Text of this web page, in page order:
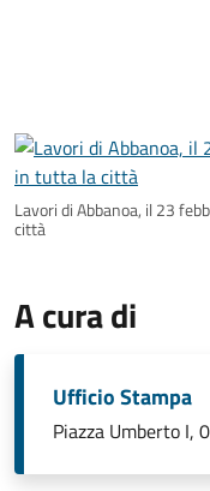
Lavori di Abbanoa, il 23
città
A cura di
Ufficio Stampa
Piazza Umberto I,